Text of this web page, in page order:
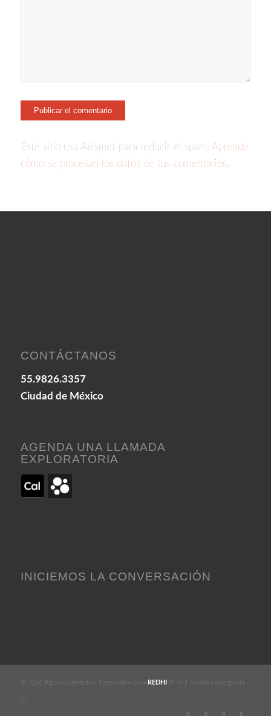
Este sitio usa Akismet para reducir el spam. Aprende
cómo se procesan los datos de tus comentarios.
CONTÁCTANOS
55.9826.3357
Ciudad de México
AGENDA UNA LLAMADA
EXPLORATORIA
INICIEMOS LA CONVERSACIÓN
© 2026 Algunos Derechos Reservados para REDHI ® Red Humana Inteligente